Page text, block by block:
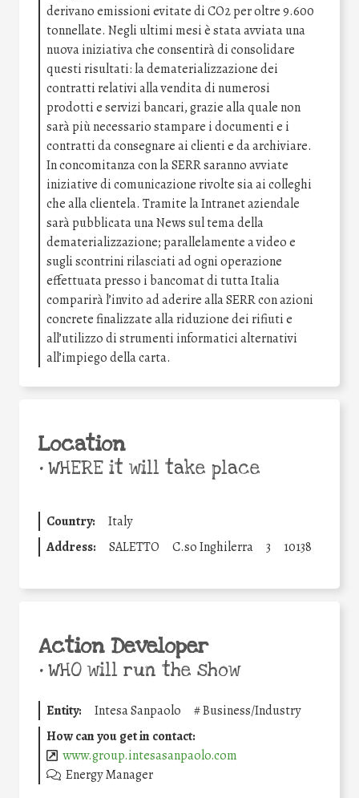
derivano emissioni evitate di CO2 per oltre 9.600
tonnellate. Negli ultimi mesi è stata avviata una
nuova iniziativa che consentirà di consolidare
questi risultati: la dematerializzazione dei
contratti relativi alla vendita di numerosi
prodotti e servizi bancari, grazie alla quale non
sarà più necessario stampare i documenti e i
contratti da consegnare ai clienti e da archiviare.
In concomitanza con la SERR saranno avviate
iniziative di comunicazione rivolte sia ai colleghi
che alla clientela. Tramite la Intranet aziendale
sarà pubblicata una News sul tema della
dematerializzazione; parallelamente a video e
sugli scontrini rilasciati ad ogni operazione
effettuata presso i bancomat di tutta Italia
comparirà l’invito ad aderire alla SERR con azioni
concrete finalizzate alla riduzione dei rifiuti e
all’utilizzo di strumenti informatici alternativi
all’impiego della carta.
Location
•WHERE it will take place
Country:
Italy
Address:
SALETTO C.so Inghilerra 3 10138
Action Developer
•WHO will run the show
Entity: Intesa Sanpaolo #Business/Industry
How can you get in contact:
www.group.intesasanpaolo.com
Energy Manager